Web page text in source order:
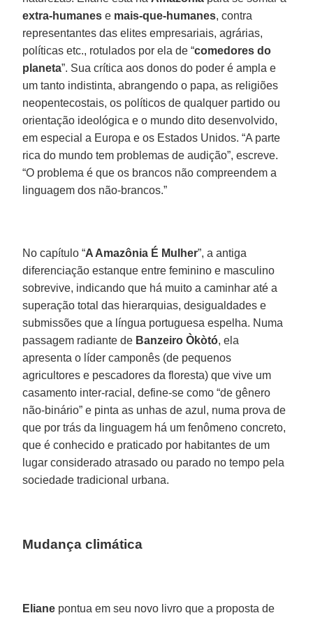
extra-humanes e mais-que-humanes, contra
representantes das elites empresariais, agrárias,
políticas etc., rotulados por ela de “comedores do
planeta”. Sua crítica aos donos do poder é ampla e
um tanto indistinta, abrangendo o papa, as religiões
neopentecostais, os políticos de qualquer partido ou
orientação ideológica e o mundo dito desenvolvido,
em especial a Europa e os Estados Unidos. “A parte
rica do mundo tem problemas de audição”, escreve.
“O problema é que os brancos não compreendem a
linguagem dos não-brancos.”
No capítulo “A Amazônia É Mulher”, a antiga
diferenciação estanque entre feminino e masculino
sobrevive, indicando que há muito a caminhar até a
superação total das hierarquias, desigualdades e
submissões que a língua portuguesa espelha. Numa
passagem radiante de Banzeiro Òkòtó, ela
apresenta o líder camponês (de pequenos
agricultores e pescadores da floresta) que vive um
casamento inter-racial, define-se como “de gênero
não-binário” e pinta as unhas de azul, numa prova de
que por trás da linguagem há um fenômeno concreto,
que é conhecido e praticado por habitantes de um
lugar considerado atrasado ou parado no tempo pela
sociedade tradicional urbana.
Mudança climática
Eliane pontua em seu novo livro que a proposta de